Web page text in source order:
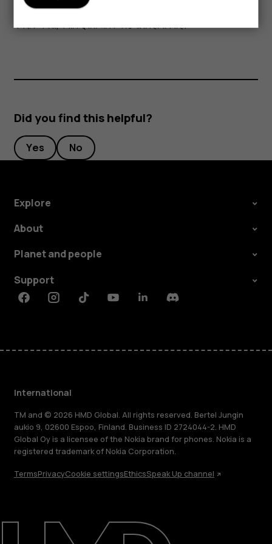
Repair, reuse, recycle
Sustainability
सकते हैं. क्रेडिट कार्ड या चुंबकीय पट्टी वाले अन्य कार्ड लंबे समय तक उपकरण के
नजदीक न रखें, क्योंकि इससे आपके कार्ड खराब हो सकते हैं.
Did you find this helpful?
Yes No
Explore
About
Planet and people
Support
FacebookInstagramTiktokYoutubeLinkedinDiscord
International
TM and © 2026 HMD Global. All rights reserved. Bertel Jungin
aukio 9, 02600 Espoo, Finland. Business ID 2724044-2. HMD
Global Oy is a licensee of the Nokia brand for phones. Nokia is a
registered trademark of Nokia Corporation.
TermsPrivacyCookie settingsEthicsSpeak Up channel